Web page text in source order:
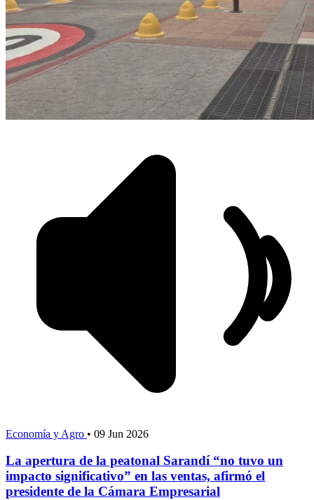
Economía y Agro • 09 Jun 2026
La apertura de la peatonal Sarandí “no tuvo un
impacto significativo” en las ventas, afirmó el
presidente de la Cámara Empresarial